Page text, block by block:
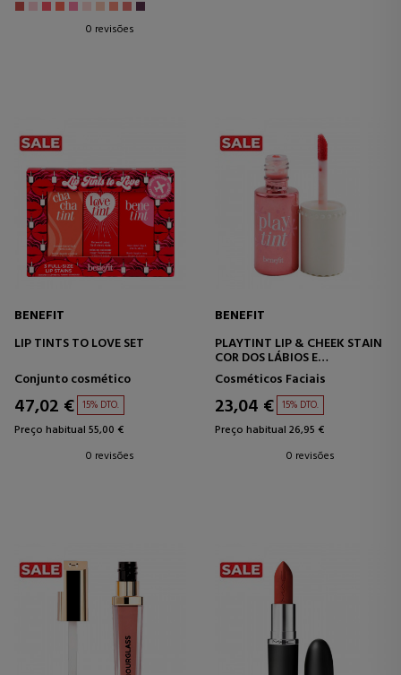
0 revisões
BENEFIT
LIP TINTS TO LOVE SET
Conjunto cosmético
47,02 € 15% DTO.
Preço habitual 55,00 €
0 revisões
BENEFIT
PLAYTINT LIP & CHEEK STAIN
COR DOS LÁBIOS E
BOCHECHAS
Cosméticos Faciais
23,04 € 15% DTO.
Preço habitual 26,95 €
0 revisões